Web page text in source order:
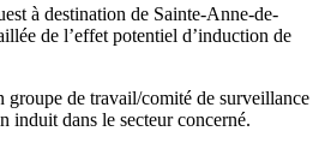
à destination de Sainte-Anne-de-
de l’effet potentiel d’induction de
groupe de travail/comité de surveillance
induit dans le secteur concerné.